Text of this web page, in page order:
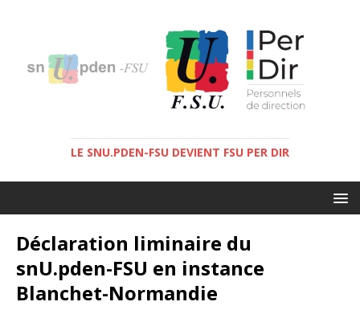
LE SNU.PDEN-FSU DEVIENT FSU PER DIR
Déclaration liminaire du
snU.pden-FSU en instance
Blanchet-Normandie